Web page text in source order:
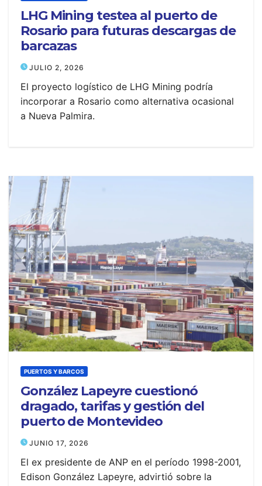
LHG Mining testea al puerto de
Rosario para futuras descargas de
barcazas
JULIO 2, 2026
El proyecto logístico de LHG Mining podría
incorporar a Rosario como alternativa ocasional
a Nueva Palmira.
PUERTOS Y BARCOS
González Lapeyre cuestionó
dragado, tarifas y gestión del
puerto de Montevideo
JUNIO 17, 2026
El ex presidente de ANP en el período 1998-2001,
Edison González Lapeyre, advirtió sobre la